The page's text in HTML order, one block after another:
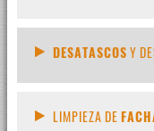
DESATASCOSY
LIMPIEZA DE